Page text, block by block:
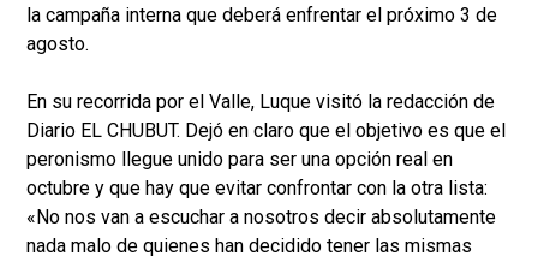
la campaña interna que deberá enfrentar el próximo 3 de
agosto.
En su recorrida por el Valle, Luque visitó la redacción de
Diario EL CHUBUT. Dejó en claro que el objetivo es que el
peronismo llegue unido para ser una opción real en
octubre y que hay que evitar confrontar con la otra lista:
«No nos van a escuchar a nosotros decir absolutamente
nada malo de quienes han decidido tener las mismas